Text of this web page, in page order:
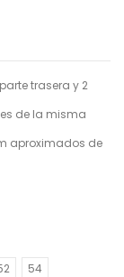
trasera y 2
de la misma
aproximados de
54